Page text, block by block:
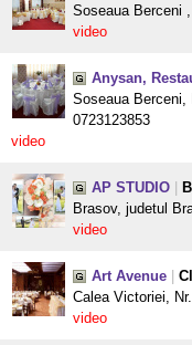
Soseaua Berceni
video
Anysan,
Soseaua
0723123853
video
AP STUDIO
Brasov, judetul
video
Art Avenue
Calea Victoriei,
video